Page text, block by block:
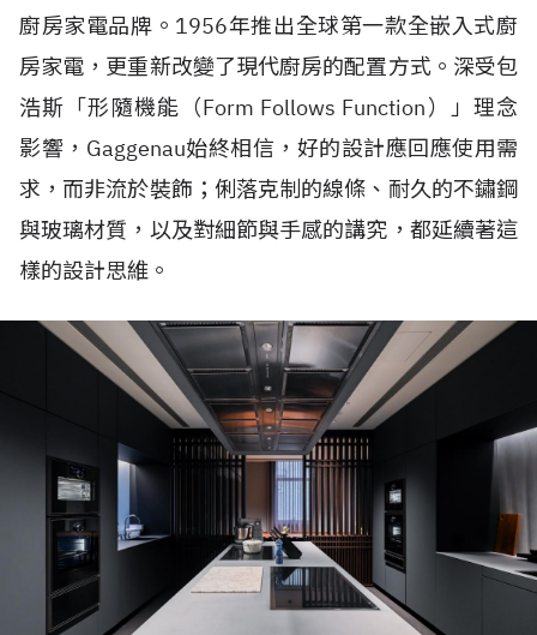
廚房家電品牌。1956年推出全球第一款全嵌入式廚
房家電，更重新改變了現代廚房的配置方式。深受包
浩斯「形隨機能（Form Follows Function）」理念
影響，Gaggenau始終相信，好的設計應回應使用需
求，而非流於裝飾；俐落克制的線條、耐久的不鏽鋼
與玻璃材質，以及對細節與手感的講究，都延續著這
樣的設計思維。